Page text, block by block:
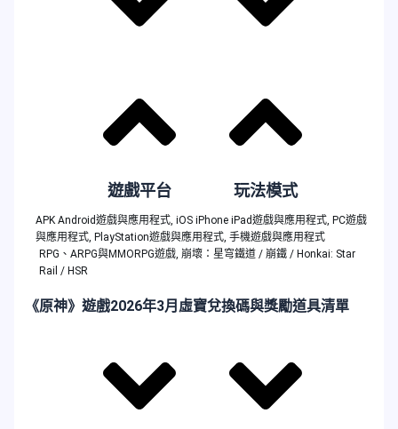
遊戲平台 玩法模式
APK Android遊戲與應用程式, iOS iPhone iPad遊戲與應用程式, PC遊戲
與應用程式, PlayStation遊戲與應用程式, 手機遊戲與應用程式
RPG、ARPG與MMORPG遊戲, 崩壞：星穹鐵道 / 崩鐵 / Honkai: Star
Rail / HSR
《原神》遊戲2026年3月虛寶兌換碼與獎勵道具清單